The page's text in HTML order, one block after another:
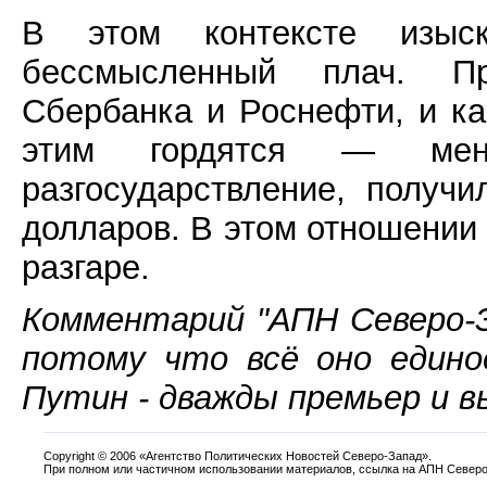
В этом контексте
бессмысленный плач.
Сбербанка и Роснефти, и
этим гордятся —
разгосударствление,
долларов. В этом отношении
разгаре.
Комментарий "АПН Северо-
потому что всё оно
Путин - дважды премьер и
Copyright © 2006 «Агентство Политических Новостей Северо-Запад».
При полном или частичном использовании материалов, ссылка на АПН